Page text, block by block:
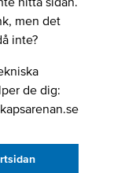
men det
inte?
de dig: